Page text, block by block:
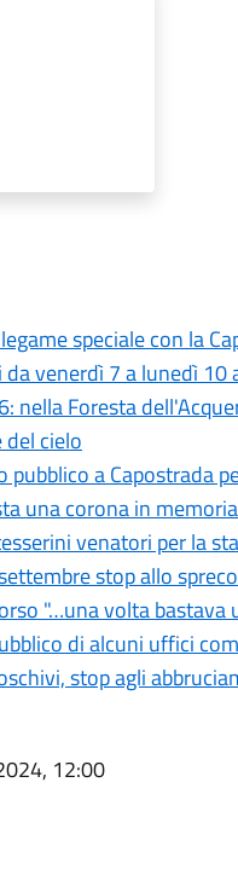
speciale con la
venerdì 7 a lunedì 10
nella Foresta
cielo
a Capostrada
una corona in
venatori per la
stop allo
"…una volta bastava
di alcuni uffici
stop agli
12:00